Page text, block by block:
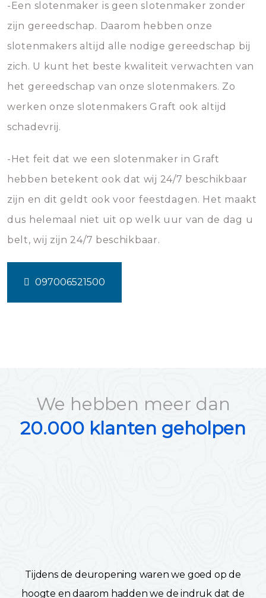
-Een slotenmaker is geen slotenmaker zonder
zijn gereedschap. Daarom hebben onze
slotenmakers altijd alle nodige gereedschap bij
zich. U kunt het beste kwaliteit verwachten van
het gereedschap van onze slotenmakers. Zo
werken onze slotenmakers Graft ook altijd
schadevrij.
-Het feit dat we een slotenmaker in Graft
hebben betekent ook dat wij 24/7 beschikbaar
zijn en dit geldt ook voor feestdagen. Het maakt
dus helemaal niet uit op welk uur van de dag u
belt, wij zijn 24/7 beschikbaar.
097006521500
We hebben meer dan
20.000 klanten geholpen
Tijdens de deuropening waren we goed op de
hoogte en daarom hadden we de indruk dat de